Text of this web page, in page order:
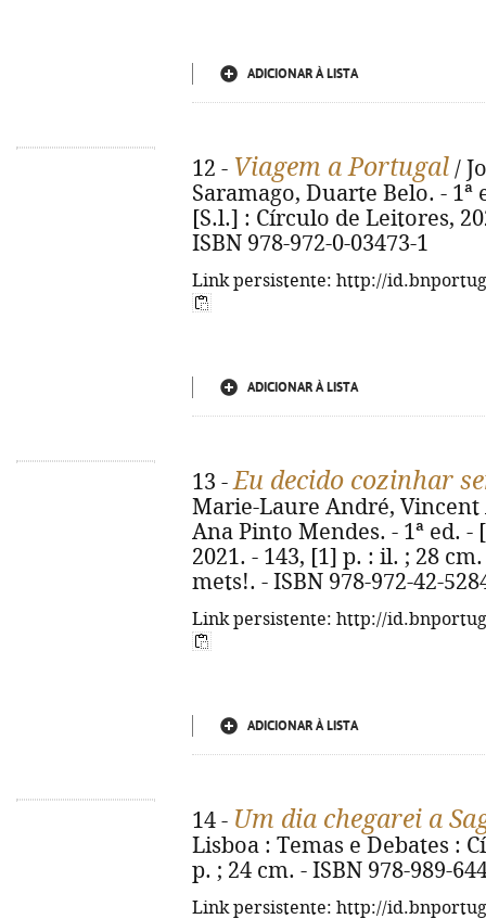
ADICIONAR À LISTA
12 - Viagem a Portugal /
Saramago, Duarte Belo. -
[S.l.] : Círculo de Leitores,
ISBN 978-972-0-03473-1
Link persistente: http://
ADICIONAR À LISTA
13 -Eu decido cozinhar
Marie-Laure André, Vincent
Ana Pinto Mendes. - 1ª ed.
2021. - 143, [1] p. : il. ; 28
mets!. - ISBN 978-972-42-
Link persistente: http://
ADICIONAR À LISTA
14 - Um dia chegarei a
Lisboa : Temas e Debates :
p. ; 24 cm. - ISBN 978-989-
Link persistente: http://